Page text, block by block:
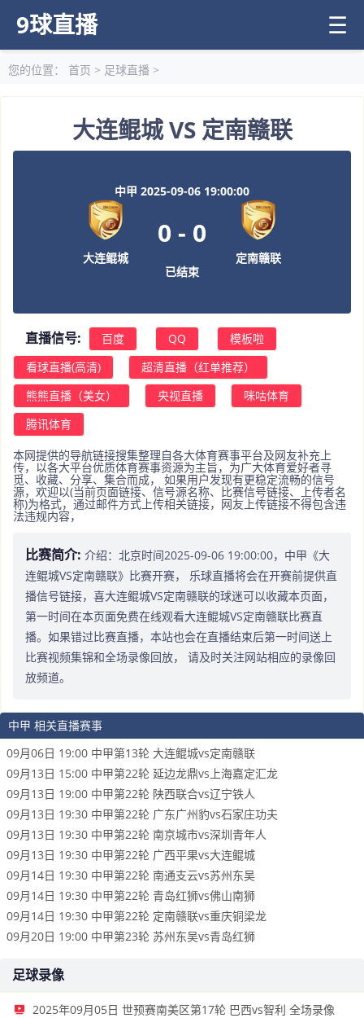
9球直播 ☰
您的位置： 首页 > 足球直播 >
大连鲲城 VS 定南赣联
中甲 2025-09-06 19:00:00
大连鲲城
0 - 0
已结束
定南赣联
直播信号: 百度 QQ
模板啦
看球直播(高清)
超清直播（红单推荐）
熊熊直播（美女）
央视直播
咪咕体育
腾讯体育
本网提供的导航链接搜集整理自各大体育赛事平台及网友补充上
传，以各大平台优质体育赛事资源为主旨，为广大体育爱好者寻
觅、收藏、分享、集合而成， 如果用户发现有更稳定流畅的信号
源，欢迎以(当前页面链接、信号源名称、比赛信号链接、上传者名
称)为格式，通过邮件方式上传相关链接，网友上传链接不得包含违
法违规内容，
比赛简介: 介绍：北京时间2025-09-06 19:00:00，中甲《大
连鲲城VS定南赣联》比赛开赛， 乐球直播将会在开赛前提供直
播信号链接，喜大连鲲城VS定南赣联的球迷可以收藏本页面，
第一时间在本页面免费在线观看大连鲲城VS定南赣联比赛直
播。如果错过比赛直播，本站也会在直播结束后第一时间送上
比赛视频集锦和全场录像回放， 请及时关注网站相应的录像回
放频道。
中甲 相关直播赛事
09月06日 19:00 中甲第13轮 大连鲲城vs定南赣联
09月13日 15:00 中甲第22轮 延边龙鼎vs上海嘉定汇龙
09月13日 19:00 中甲第22轮 陕西联合vs辽宁铁人
09月13日 19:30 中甲第22轮 广东广州豹vs石家庄功夫
09月13日 19:30 中甲第22轮 南京城市vs深圳青年人
09月13日 19:30 中甲第22轮 广西平果vs大连鲲城
09月14日 19:30 中甲第22轮 南通支云vs苏州东吴
09月14日 19:30 中甲第22轮 青岛红狮vs佛山南狮
09月14日 19:30 中甲第22轮 定南赣联vs重庆铜梁龙
09月20日 19:00 中甲第23轮 苏州东吴vs青岛红狮
足球录像
2025年09月05日 世预赛南美区第17轮 巴西vs智利 全场录像